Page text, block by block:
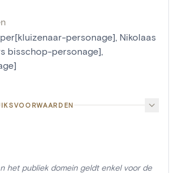
personage] Nikolaas
bisschop-personage]
het publiek domein geldt enkel voor de